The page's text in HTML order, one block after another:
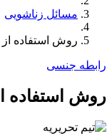
مسائل زناشویی
روش استفاده
رابطه جنسی
روش استفاده